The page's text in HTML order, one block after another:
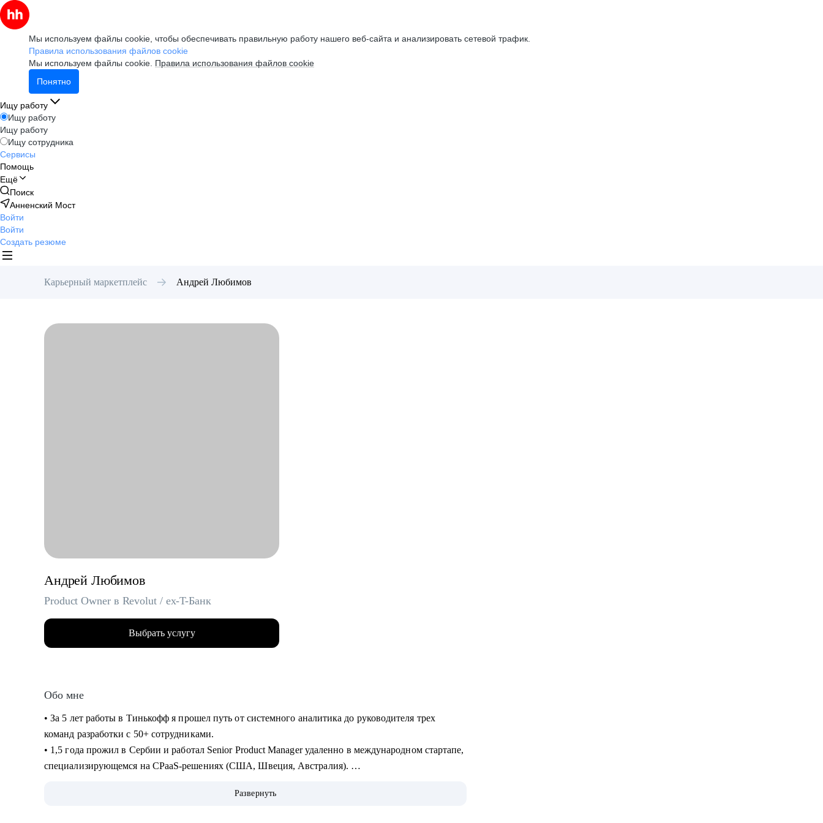
Мы используем файлы cookie, чтобы обеспечивать правильную работу нашего веб-сайта и анализировать сетевой трафик.
Правила использования файлов cookie
Мы используем файлы cookie. Правила использования файлов cookie
Понятно
Ищу работу
Ищу работу
Ищу работу
Ищу сотрудника
Сервисы
Помощь
Ещё
Поиск
Анненский Мост
Войти
Войти
Создать резюме
Карьерный маркетплейс Андрей Любимов
Андрей Любимов
Product Owner в Revolut / ex-T-Банк
Выбрать услугу
Обо мне
• За 5 лет работы в Тинькофф я прошел путь от системного аналитика до руководителя трех
команд разработки с 50+ сотрудниками.
• 1,5 года прожил в Сербии и работал Senior Product Manager удаленно в международном стартапе,
специализирующемся на CPaaS-решениях (США, Швеция, Австралия).
• Провел 200+ консультаций (мои менти смогли релоцироваться в Европу, пройти собеседования
Развернуть